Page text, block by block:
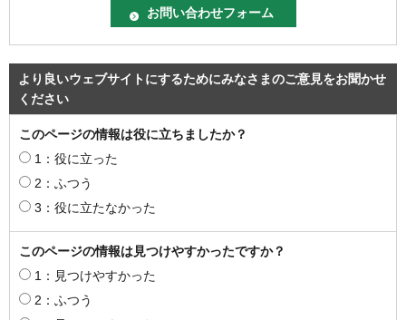
より良いウェブサイトにするためにみなさまのご意見をお聞かせ
ください
このページの情報は役に立ちましたか？
1：役に立った
2：ふつう
3：役に立たなかった
このページの情報は見つけやすかったですか？
1：見つけやすかった
2：ふつう